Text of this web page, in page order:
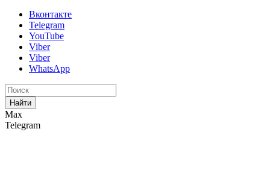
Вконтакте
Telegram
YouTube
Viber
Viber
WhatsApp
Найти
Max
Telegram